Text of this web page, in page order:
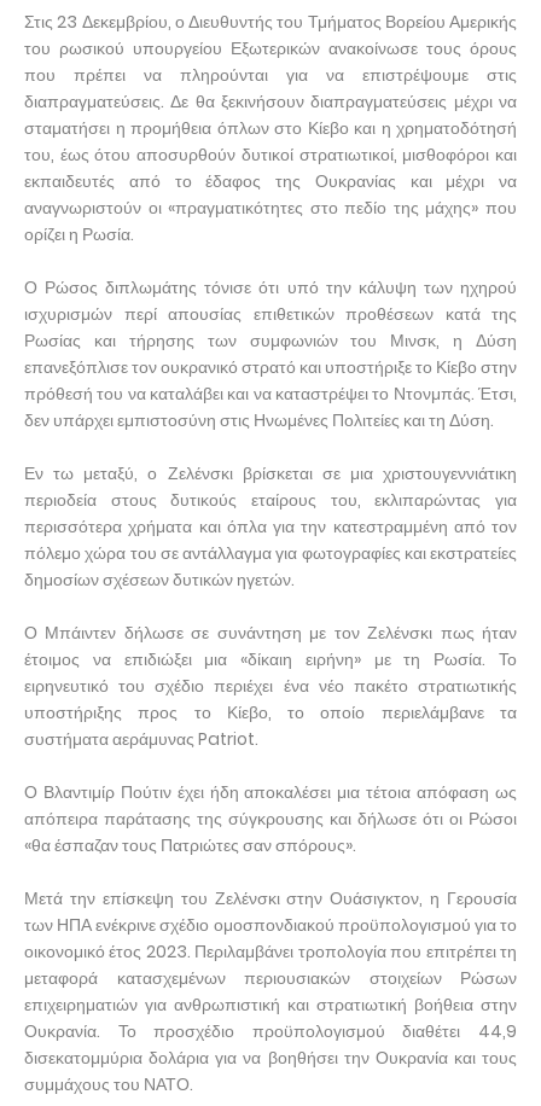
Στις 23 Δεκεμβρίου, ο Διευθυντής του Τμήματος Βορείου Αμερικής
του ρωσικού υπουργείου Εξωτερικών ανακοίνωσε τους όρους
που πρέπει να πληρούνται για να επιστρέψουμε στις
διαπραγματεύσεις. Δε θα ξεκινήσουν διαπραγματεύσεις μέχρι να
σταματήσει η προμήθεια όπλων στο Κίεβο και η χρηματοδότησή
του, έως ότου αποσυρθούν δυτικοί στρατιωτικοί, μισθοφόροι και
εκπαιδευτές από το έδαφος της Ουκρανίας και μέχρι να
αναγνωριστούν οι «πραγματικότητες στο πεδίο της μάχης» που
ορίζει η Ρωσία.
Ο Ρώσος διπλωμάτης τόνισε ότι υπό την κάλυψη των ηχηρού
ισχυρισμών περί απουσίας επιθετικών προθέσεων κατά της
Ρωσίας και τήρησης των συμφωνιών του Μινσκ, η Δύση
επανεξόπλισε τον ουκρανικό στρατό και υποστήριξε το Κίεβο στην
πρόθεσή του να καταλάβει και να καταστρέψει το Ντονμπάς. Έτσι,
δεν υπάρχει εμπιστοσύνη στις Ηνωμένες Πολιτείες και τη Δύση.
Εν τω μεταξύ, ο Ζελένσκι βρίσκεται σε μια χριστουγεννιάτικη
περιοδεία στους δυτικούς εταίρους του, εκλιπαρώντας για
περισσότερα χρήματα και όπλα για την κατεστραμμένη από τον
πόλεμο χώρα του σε αντάλλαγμα για φωτογραφίες και εκστρατείες
δημοσίων σχέσεων δυτικών ηγετών.
Ο Μπάιντεν δήλωσε σε συνάντηση με τον Ζελένσκι πως ήταν
έτοιμος να επιδιώξει μια «δίκαιη ειρήνη» με τη Ρωσία. Το
ειρηνευτικό του σχέδιο περιέχει ένα νέο πακέτο στρατιωτικής
υποστήριξης προς το Κίεβο, το οποίο περιελάμβανε τα
συστήματα αεράμυνας Patriot.
Ο Βλαντιμίρ Πούτιν έχει ήδη αποκαλέσει μια τέτοια απόφαση ως
απόπειρα παράτασης της σύγκρουσης και δήλωσε ότι οι Ρώσοι
«θα έσπαζαν τους Πατριώτες σαν σπόρους».
Μετά την επίσκεψη του Ζελένσκι στην Ουάσιγκτον, η Γερουσία
των ΗΠΑ ενέκρινε σχέδιο ομοσπονδιακού προϋπολογισμού για το
οικονομικό έτος 2023. Περιλαμβάνει τροπολογία που επιτρέπει τη
μεταφορά κατασχεμένων περιουσιακών στοιχείων Ρώσων
επιχειρηματιών για ανθρωπιστική και στρατιωτική βοήθεια στην
Ουκρανία. Το προσχέδιο προϋπολογισμού διαθέτει 44,9
δισεκατομμύρια δολάρια για να βοηθήσει την Ουκρανία και τους
συμμάχους του ΝΑΤΟ.